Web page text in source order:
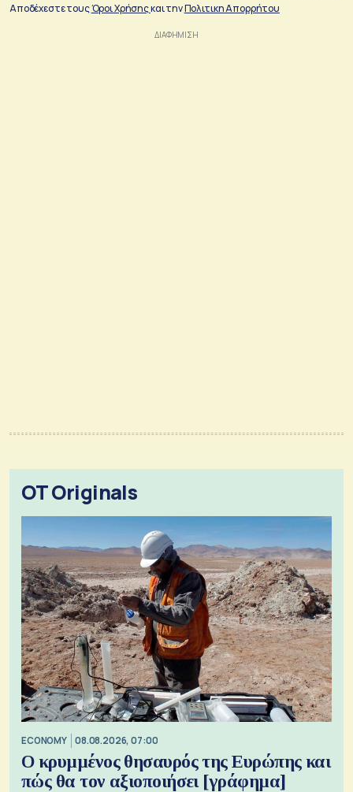
Αποδέχεστε τουςΌροι Χρήσηςκαι τηνΠολιτικη Απορρήτου
OT Originals
ECONOMY 08.08.2026, 07:00
Ο κρυμμένος θησαυρός της Ευρώπης και
πώς θα τον αξιοποιήσει [γράφημα]